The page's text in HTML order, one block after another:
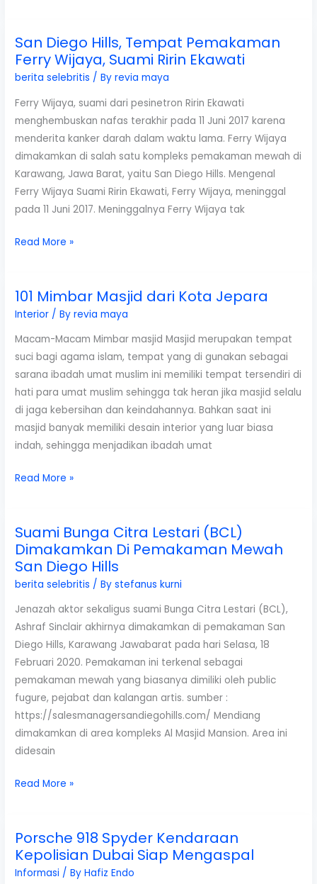
Pilihan
Hemat
Untuk
Memukau
San Diego Hills, Tempat Pemakaman
Ferry Wijaya, Suami Ririn Ekawati
berita selebritis / Byrevia maya
Ferry Wijaya, suami dari pesinetron Ririn Ekawati
menghembuskan nafas terakhir pada 11 Juni 2017 karena
menderita kanker darah dalam waktu lama. Ferry Wijaya
dimakamkan di salah satu kompleks pemakaman mewah di
Karawang, Jawa Barat, yaitu San Diego Hills. Mengenal
Ferry Wijaya Suami Ririn Ekawati, Ferry Wijaya, meninggal
pada 11 Juni 2017. Meninggalnya Ferry Wijaya tak
San
Tempat
Pemakaman
Ekawati
Read More »
101 Mimbar Masjid dari Kota Jepara
Interior / Byrevia maya
Macam-Macam Mimbar masjid Masjid merupakan tempat
suci bagi agama islam, tempat yang di gunakan sebagai
sarana ibadah umat muslim ini memiliki tempat tersendiri di
hati para umat muslim sehingga tak heran jika masjid selalu
di jaga kebersihan dan keindahannya. Bahkan saat ini
masjid banyak memiliki desain interior yang luar biasa
indah, sehingga menjadikan ibadah umat
101
dari
Kota
Jepara
Read More »
Suami Bunga Citra Lestari (BCL)
Dimakamkan Di Pemakaman Mewah
San Diego Hills
berita selebritis / Bystefanus kurni
Jenazah aktor sekaligus suami Bunga Citra Lestari (BCL),
Ashraf Sinclair akhirnya dimakamkan di pemakaman San
Diego Hills, Karawang Jawabarat pada hari Selasa, 18
Februari 2020. Pemakaman ini terkenal sebagai
pemakaman mewah yang biasanya dimiliki oleh public
fugure, pejabat dan kalangan artis. sumber :
https://salesmanagersandiegohills.com/ Mendiang
dimakamkan di area kompleks Al Masjid Mansion. Area ini
didesain
Suami
Lestari
(BCL)
Dimakamkan
Read More »
Porsche 918 Spyder Kendaraan
Kepolisian Dubai Siap Mengaspal
Informasi / ByHafiz Endo